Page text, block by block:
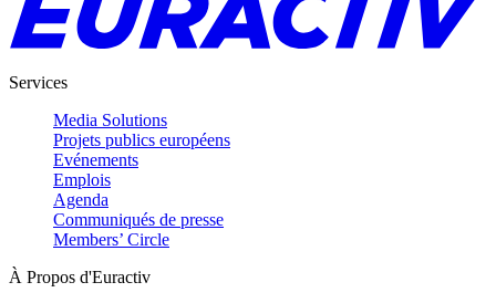
Services
Media Solutions
Projets publics européens
Evénements
Emplois
Agenda
Communiqués de presse
Members’ Circle
À Propos d'Euractiv